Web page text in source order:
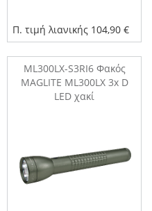
Π. τιμή λιανικής 104,90 €
ML300LX-S3RI6 Φακός
MAGLITE ML300LX 3x D
LED χακί